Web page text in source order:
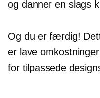
og danner en slags
Og du er færdig!
er lave omkostninger
for tilpassede